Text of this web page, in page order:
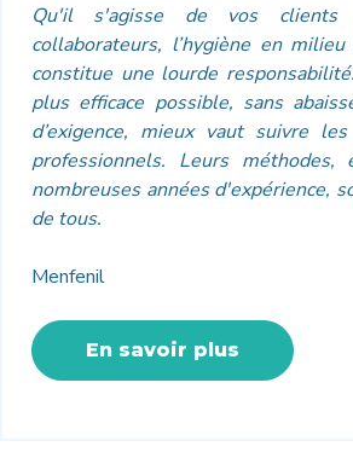
Qu'il s'agisse de vos
collaborateurs, l’hygiène en
constitue une lourde
plus efficace possible, sans
d’exigence, mieux vaut suivre
professionnels. Leurs méthodes,
nombreuses années d'expérience,
de tous.
Menfenil
En savoir plus